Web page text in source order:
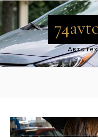
Перейти к содержимому